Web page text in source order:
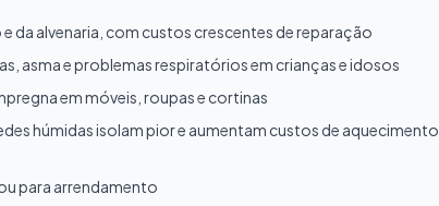
da alvenaria, com custos crescentes de reparação
asma e problemas respiratórios em crianças e idosos
em móveis, roupas e cortinas
húmidas isolam pior e aumentam custos de aquecimento
para arrendamento